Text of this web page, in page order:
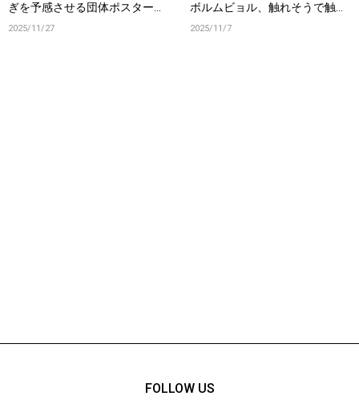
ぎを予感させる団体ポスターと
新場面写真公開！
2025/11/27
ボルムビョル、触れそうで触れ
ない“ドキドキの至近距離”！
2025/11/7
FOLLOW US